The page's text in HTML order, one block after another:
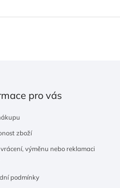
pro vás
zboží
vrácení, výměnu nebo reklamaci
podmínky